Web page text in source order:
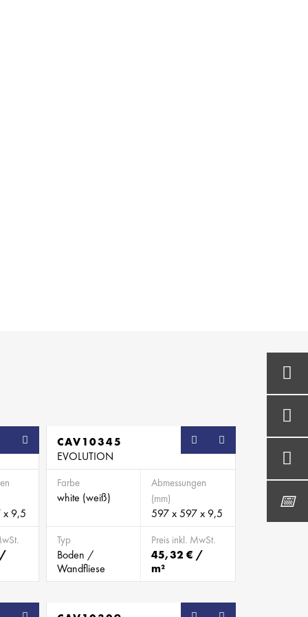
x 9,5
/
CAV10345
EVOLUTION
Farbe
white (weiß)
Abmessungen
(mm)
597 x 597 x 9,5
Typ
Boden /
Wandfliese
Preis inkl. MwSt.
45,32 € /
m²